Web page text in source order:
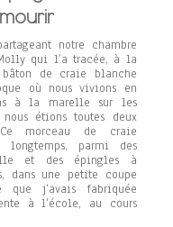
notre chambre
qui l’a tracée, à la
de craie blanche
où nous vivions en
à la marelle sur les
étions toutes deux
morceau de craie
longtemps, parmi des
et des épingles à
dans une petite coupe
j’avais fabriquée
à l’école, au cours